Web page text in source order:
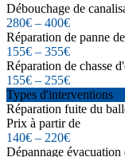
Débouchage de
280€ – 400€
Réparation de panne
155€ – 355€
Réparation de chasse
155€ – 255€
Types d'interventions
Réparation fuite du
Prix à partir de
140€ – 220€
Dépannage